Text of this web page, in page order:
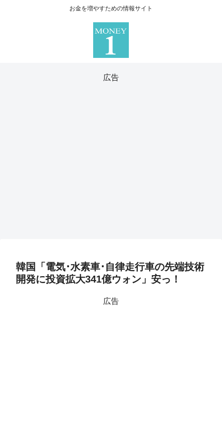
お金を増やすための情報サイト
広告
韓国「電気･水素車･自律走行車の先端技術
開発に投資拡大341億ウォン」安っ！
広告